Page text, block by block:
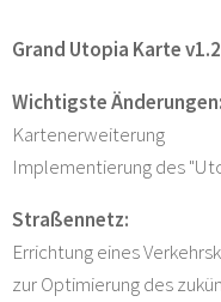
Grand Utopia Karte
Wichtigste Änderungen:
Kartenerweiterung
Implementierung des
Straßennetz:
Errichtung eines
zur Optimierung des